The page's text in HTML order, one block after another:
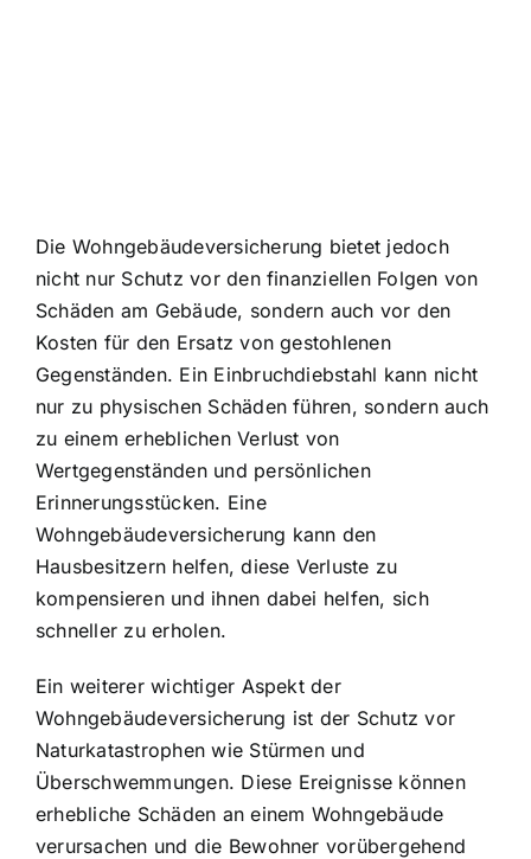
Die Wohngebäudeversicherung bietet jedoch
nicht nur Schutz vor den finanziellen Folgen von
Schäden am Gebäude, sondern auch vor den
Kosten für den Ersatz von gestohlenen
Gegenständen. Ein Einbruchdiebstahl kann nicht
nur zu physischen Schäden führen, sondern auch
zu einem erheblichen Verlust von
Wertgegenständen und persönlichen
Erinnerungsstücken. Eine
Wohngebäudeversicherung kann den
Hausbesitzern helfen, diese Verluste zu
kompensieren und ihnen dabei helfen, sich
schneller zu erholen.
Ein weiterer wichtiger Aspekt der
Wohngebäudeversicherung ist der Schutz vor
Naturkatastrophen wie Stürmenund
Überschwemmungen. Diese Ereignisse können
erhebliche Schäden an einem Wohngebäude
verursachen und die Bewohner vorübergehend